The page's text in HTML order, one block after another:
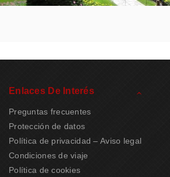
Enlaces De Interés
Preguntas frecuentes
Protección de datos
Política de privacidad – Aviso legal
Condiciones de viaje
Política de cookies